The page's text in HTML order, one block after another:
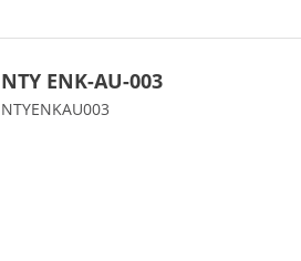
NTY ENK-AU-003
NTYENKAU003